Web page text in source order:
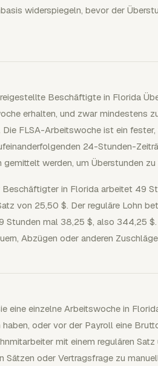
widerspiegeln, bevor der
Beschäftigte in Florida
erhalten, und zwar mindestens
FLSA-Arbeitswoche ist ein fester,
24-Stunden-
werden, um Überstunden zu
in Florida arbeitet 49
von 25,50 $. Der reguläre Lohn
Stunden mal 38,25 $, also 344,25
Abzügen oder anderen
eine einzelne Arbeitswoche in
oder vor der Payroll eine
mit einem regulären
Sätzen oder Vertragsfrage zu